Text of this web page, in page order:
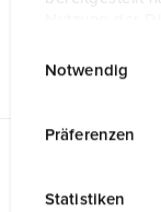
Notwendig
Präferenzen
Statistiken
Stecker